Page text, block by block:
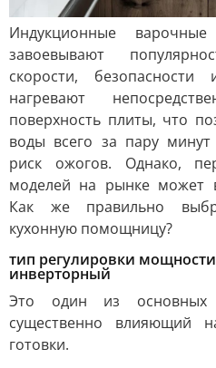
Индукционные
завоевывают
скорости,
нагревают
поверхность плиты, что
воды всего за пару
риск ожогов. Однако,
моделей на рынке может
Как же правильно
кухонную помощницу?
тип регулировки
инверторный
Это один из основных
существенно влияющий
готовки.